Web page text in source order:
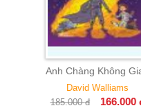
Anh Chàng Không Gian
David Walliams
185.000 đ 166.000 đ